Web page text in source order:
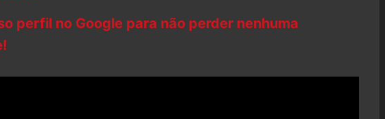
perfil no Google para não perder nenhuma